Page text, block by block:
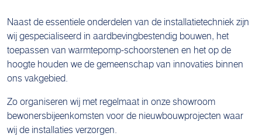
Naast de essentiele onderdelen van de installatietechniek zijn
wij gespecialiseerd in aardbevingbestendig bouwen, het
toepassen van warmtepomp-schoorstenen en het op de
hoogte houden we de gemeenschap van innovaties binnen
ons vakgebied.
Zo organiseren wij met regelmaat in onze showroom
bewonersbijeenkomsten voor de nieuwbouwprojecten waar
wij de installaties verzorgen.